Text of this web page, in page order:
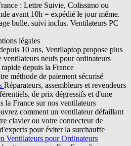
: Lettre Suivie, Colissimo ou
avant 10h = expédié le jour même.
bulle, suivi inclus. Ventilateurs PC
légales
10 ans, Ventilaptop propose plus
ventilateurs neufs pour ordinateurs
depuis la France
méthode de paiement sécurisé
Réparateurs, assembleurs et revendeurs
de prix dégressifs et d'une
la France sur nos ventilateurs
comment un ventilateur défaillant
clavier ou votre connecteur de
pour éviter la surchauffe
Ventilateurs pour Ordinateurs